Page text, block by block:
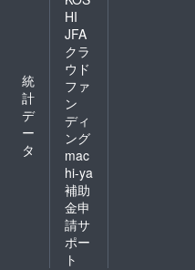
統
計
デ
ー
タ
HI
JFA
クラ
ウド
ファ
ン
ディ
ング
mac
hi-ya
補助
金申
請サ
ポー
ト